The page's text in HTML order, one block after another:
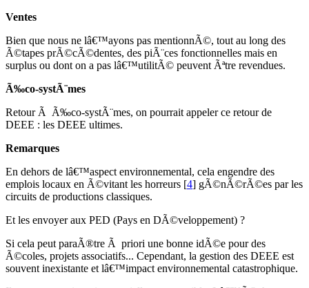
Ventes
Bien que nous ne lâ€™ayons pas mentionnÃ©, tout au long des
Ã©tapes prÃ©cÃ©dentes, des piÃ¨ces fonctionnelles mais en
surplus ou dont on a pas lâ€™utilitÃ© peuvent Ãªtre revendues.
Ã‰co-systÃ¨mes
Retour Ã Ã‰co-systÃ¨mes, on pourrait appeler ce retour de
DEEE : les DEEE ultimes.
Remarques
En dehors de lâ€™aspect environnemental, cela engendre des
emplois locaux en Ã©vitant les horreurs [4] gÃ©nÃ©rÃ©es par les
circuits de productions classiques.
Et les envoyer aux PED (Pays en DÃ©veloppement) ?
Si cela peut paraÃ®tre Ã priori une bonne idÃ©e pour des
Ã©coles, projets associatifs... Cependant, la gestion des DEEE est
souvent inexistante et lâ€™impact environnemental catastrophique.